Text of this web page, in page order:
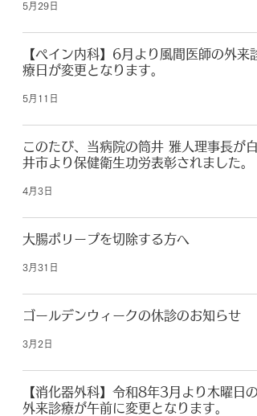
5月29日
【ペイン内科】6月より風間医師の外来診
療日が変更となります。
5月11日
このたび、当病院の筒井 雅人理事長が白
井市より保健衛生功労表彰されました。
4月3日
大腸ポリープを切除する方へ
3月31日
ゴールデンウィークの休診のお知らせ
3月2日
【消化器外科】令和8年3月より木曜日の
外来診療が午前に変更となります。